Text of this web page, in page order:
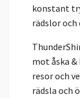
konstant
rädslor och
mot åska
resor och
rädsla och